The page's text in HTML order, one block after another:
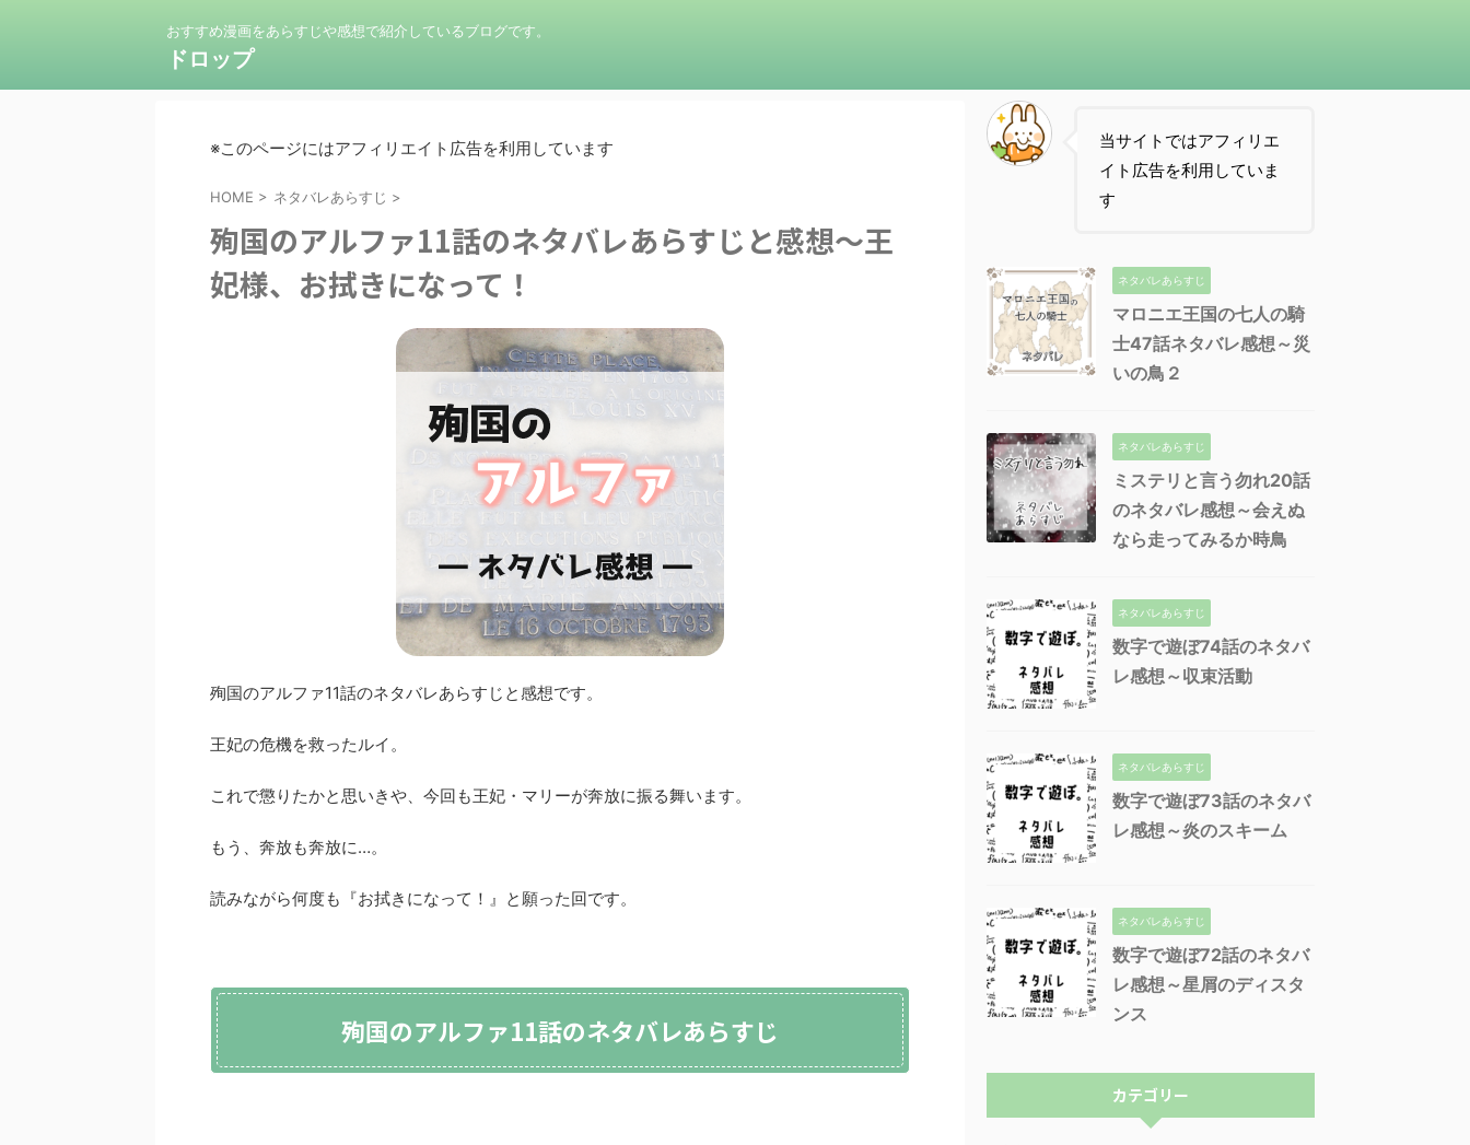
おすすめ漫画をあらすじや感想で紹介しているブログです。
ドロップ
※このページにはアフィリエイト広告を利用しています
HOME > ネタバレあらすじ >
殉国のアルファ11話のネタバレあらすじと感想〜王
妃様、お拭きになって！
殉国のアルファ11話のネタバレあらすじと感想です。
王妃の危機を救ったルイ。
これで懲りたかと思いきや、今回も王妃・マリーが奔放に振る舞います。
もう、奔放も奔放に…。
読みながら何度も『お拭きになって！』と願った回です。
殉国のアルファ11話のネタバレあらすじ
当サイトではアフィリエ
イト広告を利用していま
す
ネタバレあらすじ
マロニエ王国の七人の騎
士47話ネタバレ感想～災
いの鳥２
ネタバレあらすじ
ミステリと言う勿れ20話
のネタバレ感想～会えぬ
なら走ってみるか時鳥
ネタバレあらすじ
数字で遊ぼ74話のネタバ
レ感想～収束活動
ネタバレあらすじ
数字で遊ぼ73話のネタバ
レ感想～炎のスキーム
ネタバレあらすじ
数字で遊ぼ72話のネタバ
レ感想～星屑のディスタ
ンス
カテゴリー